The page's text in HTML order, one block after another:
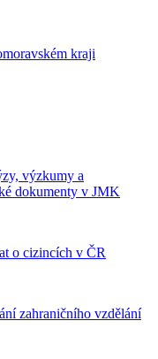
kraji
výzkumy a
dokumenty v JMK
o cizincích v ČR
zahraničního vzdělání